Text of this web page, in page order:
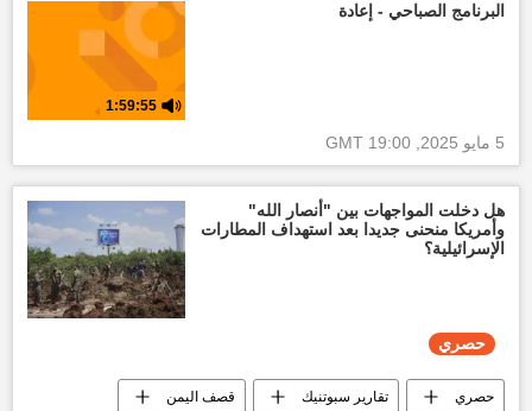
أخبار العالم الآن
البرنامج الصباحي - إعادة
1:59:55
5 مايو 2025, 19:00 GMT
هل دخلت المواجهات بين "أنصار الله"
وأمريكا منحنى جديدا بعد استهداف المطارات
الإسرائيلية؟
حصري
حصري تقارير سبوتنيك قصف اليمن